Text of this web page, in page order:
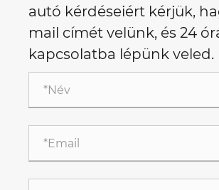
autó kérdéseiért kérjük,
mail címét velünk, és 24
kapcsolatba lépünk veled.